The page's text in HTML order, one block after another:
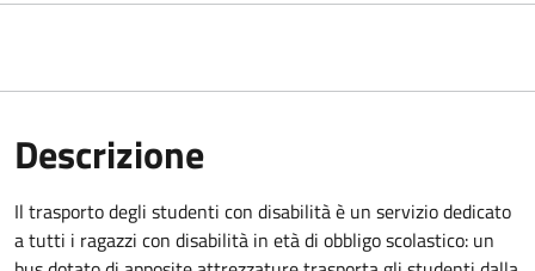
Descrizione
Il trasporto degli studenti con disabilità è un servizio dedicato
a tutti i ragazzi con disabilità in età di obbligo scolastico: un